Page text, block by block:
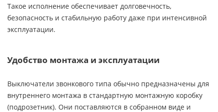
Такое исполнение обеспечивает долговечность,
безопасность и стабильную работу даже при интенсивной
эксплуатации.
Удобство монтажа и эксплуатации
Выключатели звонкового типа обычно предназначены для
внутреннего монтажа в стандартную монтажную коробку
(подрозетник). Они поставляются в собранном виде и